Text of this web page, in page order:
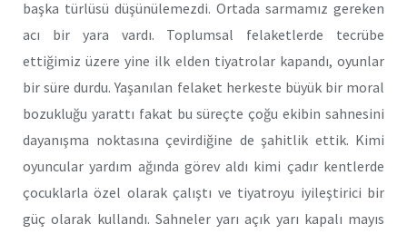
başka türlüsü düşünülemezdi. Ortada sarmamız gereken
acı bir yara vardı. Toplumsal felaketlerde tecrübe
ettiğimiz üzere yine ilk elden tiyatrolar kapandı, oyunlar
bir süre durdu. Yaşanılan felaket herkeste büyük bir moral
bozukluğu yarattı fakat bu süreçte çoğu ekibin sahnesini
dayanışma noktasına çevirdiğine de şahitlik ettik. Kimi
oyuncular yardım ağında görev aldı kimi çadır kentlerde
çocuklarla özel olarak çalıştı ve tiyatroyu iyileştirici bir
güç olarak kullandı. Sahneler yarı açık yarı kapalı mayıs